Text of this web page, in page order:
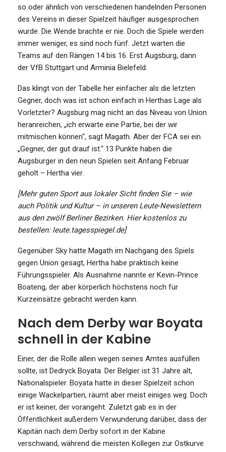
so oder ähnlich von verschiedenen handelnden Personen
des Vereins in dieser Spielzeit häufiger ausgesprochen
wurde. Die Wende brachte er nie. Doch die Spiele werden
immer weniger, es sind noch fünf. Jetzt warten die
Teams auf den Rängen 14 bis 16. Erst Augsburg, dann
der VfB Stuttgart und Arminia Bielefeld.
Das klingt von der Tabelle her einfacher als die letzten
Gegner, doch was ist schon einfach in Herthas Lage als
Vorletzter? Augsburg mag nicht an das Niveau von Union
heranreichen, „ich erwarte eine Partie, bei der wir
mitmischen können“, sagt Magath. Aber der FCA sei ein
„Gegner, der gut drauf ist.“ 13 Punkte haben die
Augsburger in den neun Spielen seit Anfang Februar
geholt – Hertha vier.
[Mehr guten Sport aus lokaler Sicht finden Sie – wie
auch Politik und Kultur – in unseren Leute-Newslettern
aus den zwölf Berliner Bezirken. Hier kostenlos zu
bestellen: leute.tagesspiegel.de]
Gegenüber Sky hatte Magath im Nachgang des Spiels
gegen Union gesagt, Hertha habe praktisch keine
Führungsspieler. Als Ausnahme nannte er Kevin-Prince
Boateng, der aber körperlich höchstens noch für
Kurzeinsätze gebracht werden kann.
Nach dem Derby war Boyata
schnell in der Kabine
Einer, der die Rolle allein wegen seines Amtes ausfüllen
sollte, ist Dedryck Boyata. Der Belgier ist 31 Jahre alt,
Nationalspieler. Boyata hatte in dieser Spielzeit schon
einige Wackelpartien, räumt aber meist einiges weg. Doch
er ist keiner, der vorangeht. Zuletzt gab es in der
Öffentlichkeit außerdem Verwunderung darüber, dass der
Kapitän nach dem Derby sofort in der Kabine
verschwand, während die meisten Kollegen zur Ostkurve